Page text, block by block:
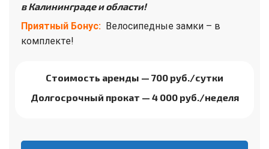
в Калининграде и области!
Приятный Бонус: Велосипедные замки – в
комплекте!
Стоимость аренды — 700 руб./сутки
Долгосрочный прокат — 4 000 руб./неделя